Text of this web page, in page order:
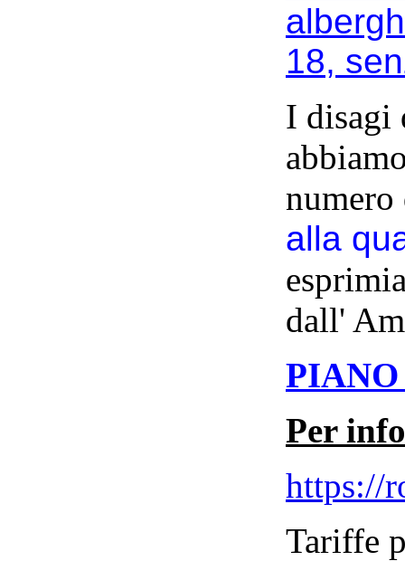
18,
I disagi
numero
alla
dall'
Per
https://
Tariffe